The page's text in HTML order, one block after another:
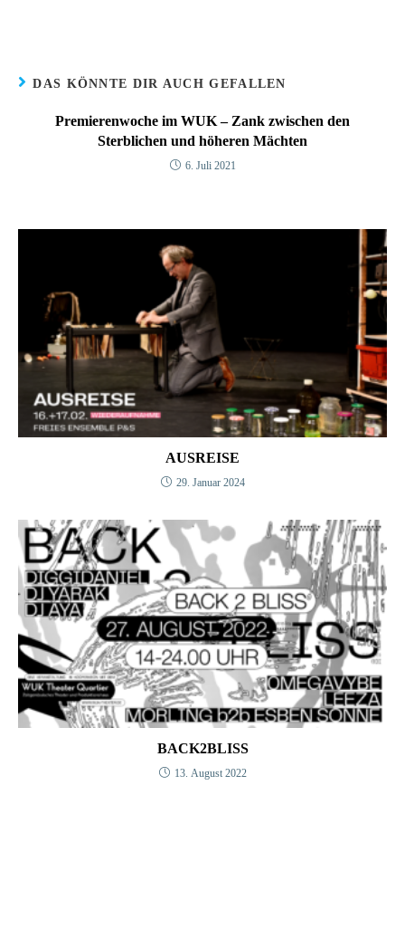
DAS KÖNNTE DIR AUCH GEFALLEN
Premierenwoche im WUK – Zank zwischen den
Sterblichen und höheren Mächten
6. Juli 2021
AUSREISE
29. Januar 2024
BACK2BLISS
13. August 2022